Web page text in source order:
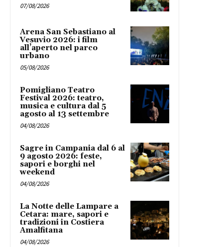
07/08/2026
Arena San Sebastiano al
Vesuvio 2026: i film
all’aperto nel parco
urbano
05/08/2026
Pomigliano Teatro
Festival 2026: teatro,
musica e cultura dal 5
agosto al 13 settembre
04/08/2026
Sagre in Campania dal 6 al
9 agosto 2026: feste,
sapori e borghi nel
weekend
04/08/2026
La Notte delle Lampare a
Cetara: mare, sapori e
tradizioni in Costiera
Amalfitana
04/08/2026